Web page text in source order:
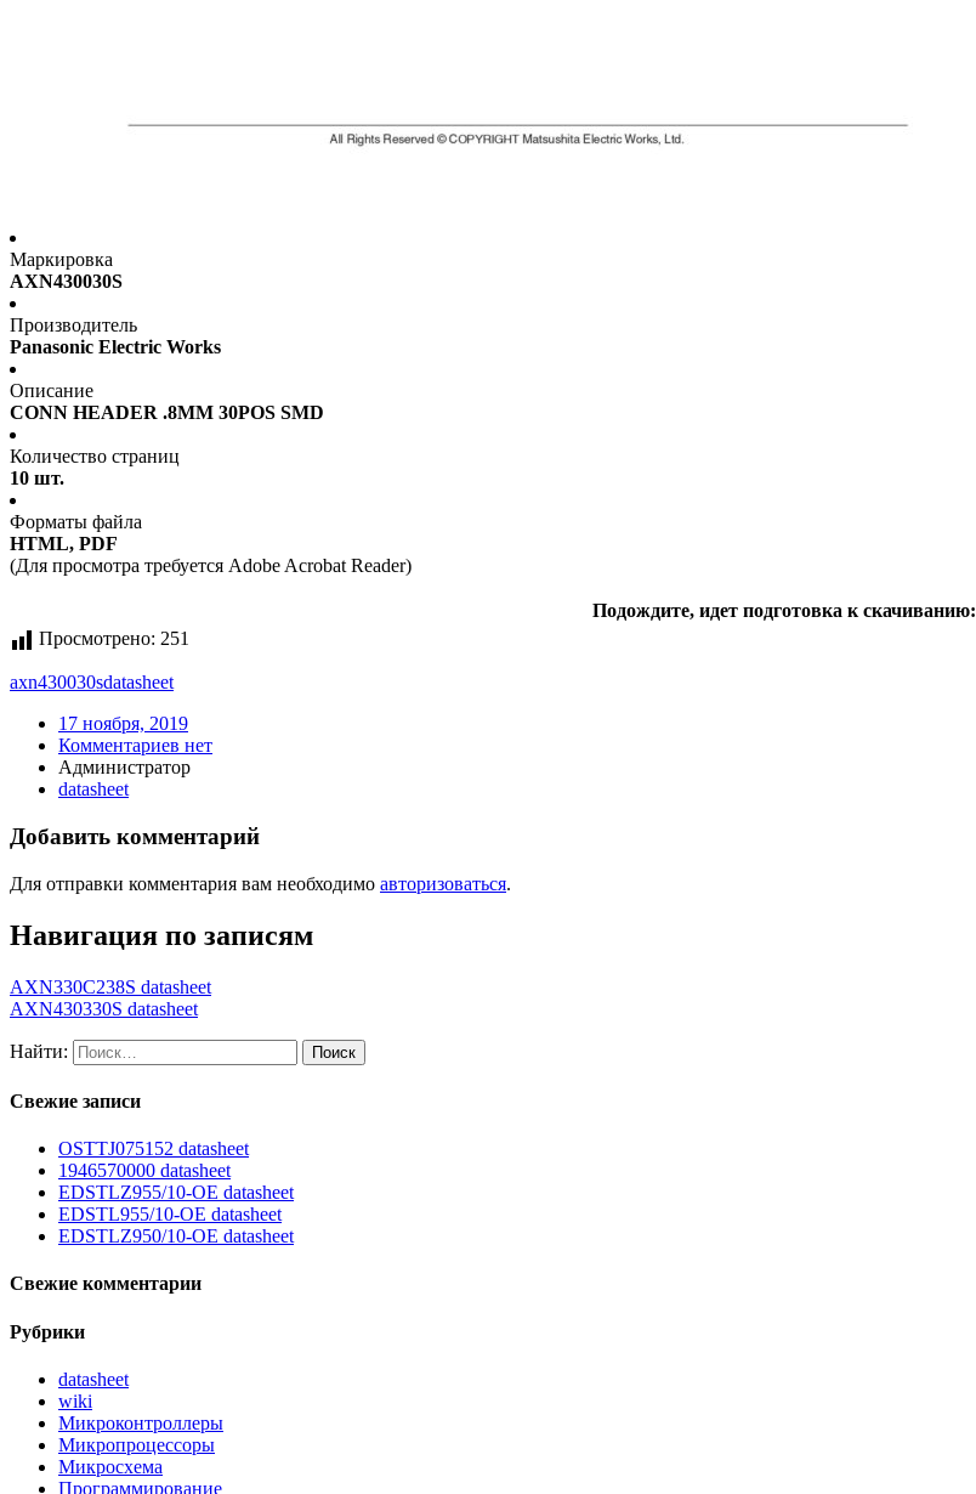
Маркировка
AXN430030S
Производитель
Panasonic Electric Works
Описание
CONN HEADER .8MM 30POS SMD
Количество страниц
10 шт.
Форматы файла
HTML, PDF
(Для просмотра требуется Adobe Acrobat Reader)
Подождите, идет подготовка к скачиванию:
Просмотрено: 251
axn430030sdatasheet
17 ноября, 2019
Комментариев нет
Администратор
datasheet
Добавить комментарий
Для отправки комментария вам необходимо авторизоваться.
Навигация по записям
AXN330C238S datasheet
AXN430330S datasheet
Найти:
Свежие записи
OSTTJ075152 datasheet
1946570000 datasheet
EDSTLZ955/10-OE datasheet
EDSTL955/10-OE datasheet
EDSTLZ950/10-OE datasheet
Свежие комментарии
Рубрики
datasheet
wiki
Микроконтроллеры
Микропроцессоры
Микросхема
Программирование